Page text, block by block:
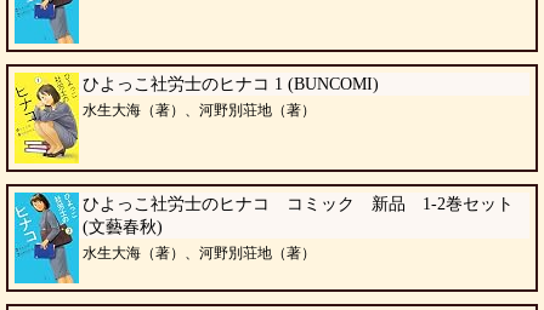
ひよっこ社労士のヒナコ 1 (BUNCOMI)
水生大海（著）、河野別荘地（著）
ひよっこ社労士のヒナコ コミック 新品 1-2巻セット
(文藝春秋)
水生大海（著）、河野別荘地（著）